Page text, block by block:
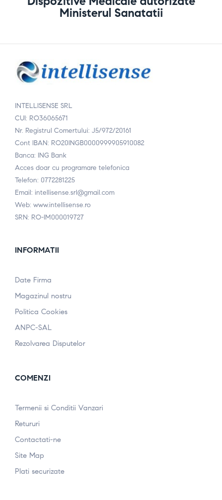
Ministerul Sanatatii
INTELLISENSE SRL
CUI: RO36065671
Nr. Registrul Comertului: J5/972/20161
Cont IBAN: RO20INGB0000999905910082
Banca: ING Bank
Acces doar cu programare telefonica
Telefon: 0772281225
Email: intellisense.srl@gmail.com
Web: www.intellisense.ro
SRN: RO-IM000019727
INFORMATII
Date Firma
Magazinul nostru
Politica Cookies
ANPC-SAL
Rezolvarea Disputelor
COMENZI
Termenii si Conditii Vanzari
Retururi
Contactati-ne
Site Map
Plati securizate